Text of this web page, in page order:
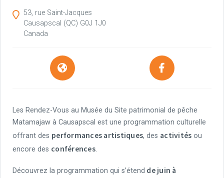
53, rue Saint-Jacques
Causapscal (QC) G0J 1J0
Canada
Les Rendez-Vous au Musée du Site patrimonial de pêche
Matamajaw à Causapscal est une programmation culturelle
offrant des performances artistiques, des activités ou
encore des conférences.
Découvrez la programmation qui s’étend de juin à